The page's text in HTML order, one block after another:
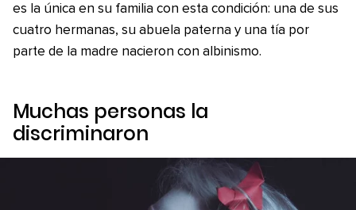
es la única en su familia con esta condición: una de sus
cuatro hermanas, su abuela paterna y una tía por
parte de la madre nacieron con albinismo.
Muchas personas la
discriminaron